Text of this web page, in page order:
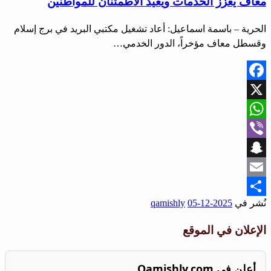
الحرية – باسمة اسماعيل: أعاد تشغيل مكتبي البريد في برج إسلام
وقسطل معاف مؤخراً، الدور الخدمي…
Facebook
X
WhatsApp
Viber
Snapchat
Email
Share
نُشر في 2025-12-05
qamishly
الإعلان في الموقع